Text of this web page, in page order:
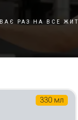
РАЗ НА ВСЕ
330 мл